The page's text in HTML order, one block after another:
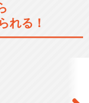
れる！